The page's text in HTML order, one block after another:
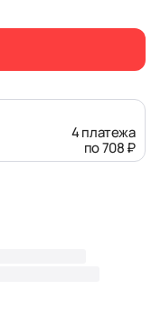
4 платежа
по 708 ₽